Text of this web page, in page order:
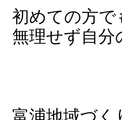
初めての方で
無理せず自
富浦地域づく